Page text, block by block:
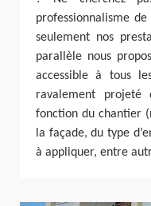
professionnalisme
seulement nos
parallèle nous
accessible à tous
ravalement projeté
fonction du chantier
la façade, du type
à appliquer, entre